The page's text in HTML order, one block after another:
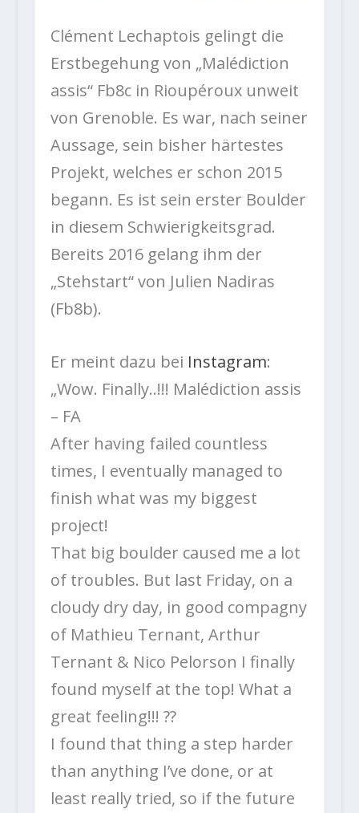
Clément Lechaptois gelingt die
Erstbegehung von „Malédiction
assis“ Fb8c in Rioupéroux unweit
von Grenoble. Es war, nach seiner
Aussage, sein bisher härtestes
Projekt, welches er schon 2015
begann. Es ist sein erster Boulder
in diesem Schwierigkeitsgrad.
Bereits 2016 gelang ihm der
„Stehstart“ von Julien Nadiras
(Fb8b).
Er meint dazu bei Instagram:
„Wow. Finally..!!! Malédiction assis
– FA
After having failed countless
times, I eventually managed to
finish what was my biggest
project!
That big boulder caused me a lot
of troubles. But last Friday, on a
cloudy dry day, in good compagny
of Mathieu Ternant, Arthur
Ternant & Nico Pelorson I finally
found myself at the top! What a
great feeling!!! ??
I found that thing a step harder
than anything I’ve done, or at
least really tried, so if the future